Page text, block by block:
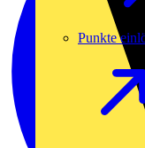
Punkte